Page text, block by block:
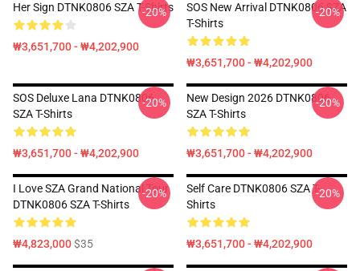
Her Sign DTNK0806 SZA T-Shirts
₩3,651,700 - ₩4,202,900
-20%
SOS New Arrival DTNK0806 SZA
T-Shirts
₩3,651,700 - ₩4,202,900
-20%
SOS Deluxe Lana DTNK0806
SZA T-Shirts
₩3,651,700 - ₩4,202,900
-20%
New Design 2026 DTNK0806
SZA T-Shirts
₩3,651,700 - ₩4,202,900
-20%
I Love SZA Grand National Tour
DTNK0806 SZA T-Shirts
₩4,823,000$35
-20%
Self Care DTNK0806 SZA T-
Shirts
₩3,651,700 - ₩4,202,900
-20%